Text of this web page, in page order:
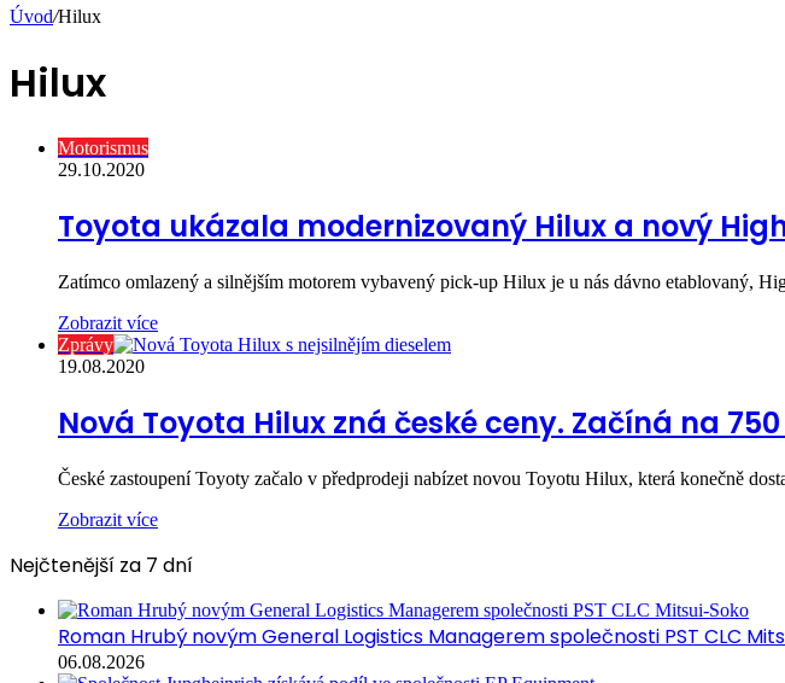
Úvod/Hilux
Hilux
Motorismus
29.10.2020
Toyota ukázala modernizovaný Hilux a nový
Zatímco omlazený a silnějším motorem vybavený pick-up Hilux je u nás dávno etablovaný,
Zobrazit více
Zprávy
19.08.2020
Nová Toyota Hilux zná české ceny. Začíná na
České zastoupení Toyoty začalo v předprodeji nabízet novou Toyotu Hilux, která konečně
Zobrazit více
Nejčtenější za 7 dní
Roman Hrubý novým General Logistics Managerem společnosti PST CLC
06.08.2026